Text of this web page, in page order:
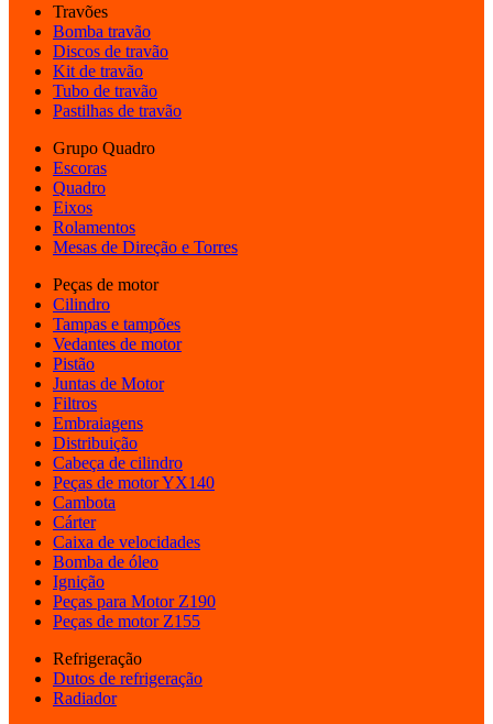
Travões
Bomba travão
Discos de travão
Kit de travão
Tubo de travão
Pastilhas de travão
Grupo Quadro
Escoras
Quadro
Eixos
Rolamentos
Mesas de Direção e Torres
Peças de motor
Cilindro
Tampas e tampões
Vedantes de motor
Pistão
Juntas de Motor
Filtros
Embraiagens
Distribuição
Cabeça de cilindro
Peças de motor YX140
Cambota
Cárter
Caixa de velocidades
Bomba de óleo
Ignição
Peças para Motor Z190
Peças de motor Z155
Refrigeração
Dutos de refrigeração
Radiador